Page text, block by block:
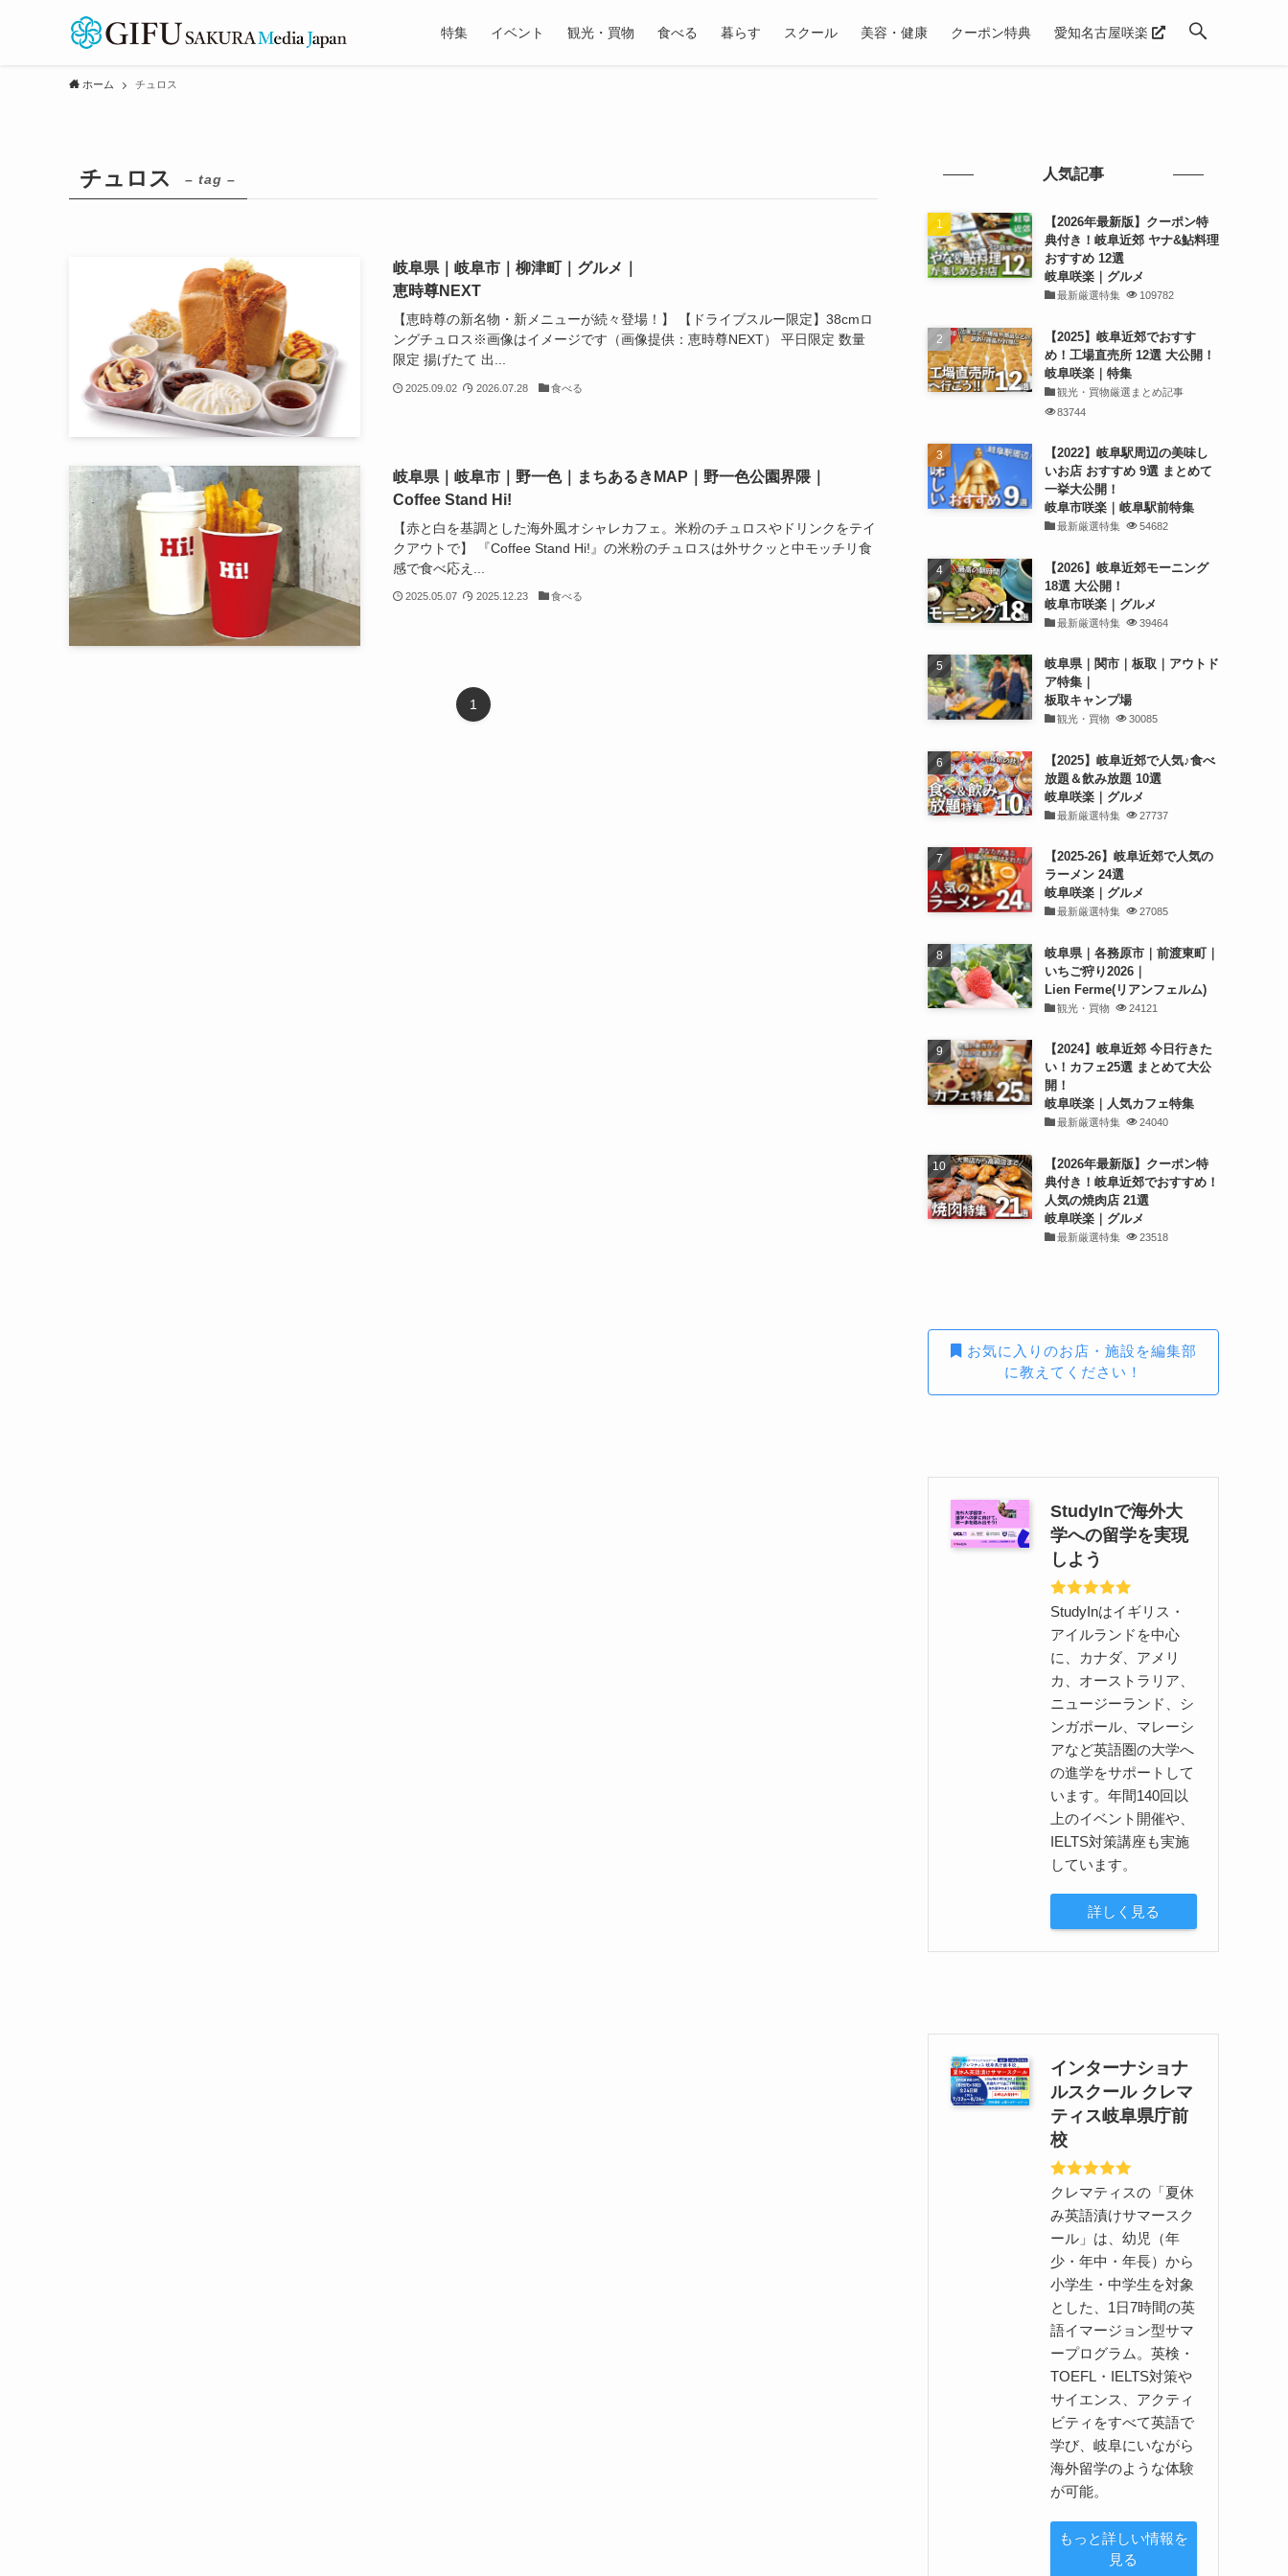
特集 イベント 観光・買物 食べる 暮らす スクール 美容・健康 クーポン特典 愛知名古屋咲楽
ホーム チュロス
チュロス – tag –
岐阜県｜岐阜市｜柳津町｜グルメ｜
恵時尊NEXT
【恵時尊の新名物・新メニューが続々登場！】 【ドライブスルー限定】38cmロ
ングチュロス※画像はイメージです（画像提供：恵時尊NEXT） 平日限定 数量
限定 揚げたて 出...
2025.09.02 2026.07.28 食べる
岐阜県｜岐阜市｜野一色｜まちあるきMAP｜野一色公園界隈｜
Coffee Stand Hi!
【赤と白を基調とした海外風オシャレカフェ。米粉のチュロスやドリンクをテイ
クアウトで】 『Coffee Stand Hi!』の米粉のチュロスは外サクッと中モッチリ食
感で食べ応え...
2025.05.07 2025.12.23 食べる
1
人気記事
【2026年最新版】クーポン特
典付き！岐阜近郊 ヤナ&鮎料理
おすすめ 12選
岐阜咲楽｜グルメ
最新厳選特集 109782
【2025】岐阜近郊でおすす
め！工場直売所 12選 大公開！
岐阜咲楽｜特集
観光・買物厳選まとめ記事
83744
【2022】岐阜駅周辺の美味し
いお店 おすすめ 9選 まとめて
一挙大公開！
岐阜市咲楽｜岐阜駅前特集
最新厳選特集 54682
【2026】岐阜近郊モーニング
18選 大公開！
岐阜市咲楽｜グルメ
最新厳選特集 39464
岐阜県｜関市｜板取｜アウトド
ア特集｜
板取キャンプ場
観光・買物 30085
【2025】岐阜近郊で人気♪食べ
放題＆飲み放題 10選
岐阜咲楽｜グルメ
最新厳選特集 27737
【2025-26】岐阜近郊で人気の
ラーメン 24選
岐阜咲楽｜グルメ
最新厳選特集 27085
岐阜県｜各務原市｜前渡東町｜
いちご狩り2026｜
Lien Ferme(リアンフェルム)
観光・買物 24121
【2024】岐阜近郊 今日行きた
い！カフェ25選 まとめて大公
開！
岐阜咲楽｜人気カフェ特集
最新厳選特集 24040
【2026年最新版】クーポン特
典付き！岐阜近郊でおすすめ！
人気の焼肉店 21選
岐阜咲楽｜グルメ
最新厳選特集 23518
お気に入りのお店・施設を編集部
に教えてください！
StudyInで海外大
学への留学を実現
しよう
StudyInはイギリス・
アイルランドを中心
に、カナダ、アメリ
カ、オーストラリア、
ニュージーランド、シ
ンガポール、マレーシ
アなど英語圏の大学へ
の進学をサポートして
います。年間140回以
上のイベント開催や、
IELTS対策講座も実施
しています。
詳しく見る
インターナショナ
ルスクール クレマ
ティス岐阜県庁前
校
クレマティスの「夏休
み英語漬けサマースク
ール」は、幼児（年
少・年中・年長）から
小学生・中学生を対象
とした、1日7時間の英
語イマージョン型サマ
ープログラム。英検・
TOEFL・IELTS対策や
サイエンス、アクティ
ビティをすべて英語で
学び、岐阜にいながら
海外留学のような体験
が可能。
もっと詳しい情報を
見る